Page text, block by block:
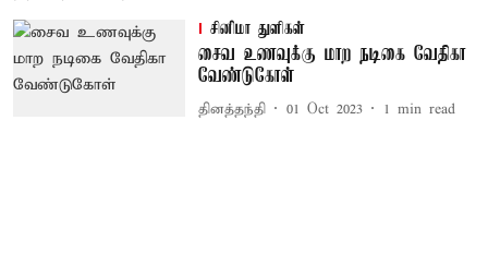
சினிமா துளிகள்
சைவ உணவுக்கு மாற நடிகை வேதிகா
வேண்டுகோள்
தினத்தந்தி 01 Oct 2023 1 min read